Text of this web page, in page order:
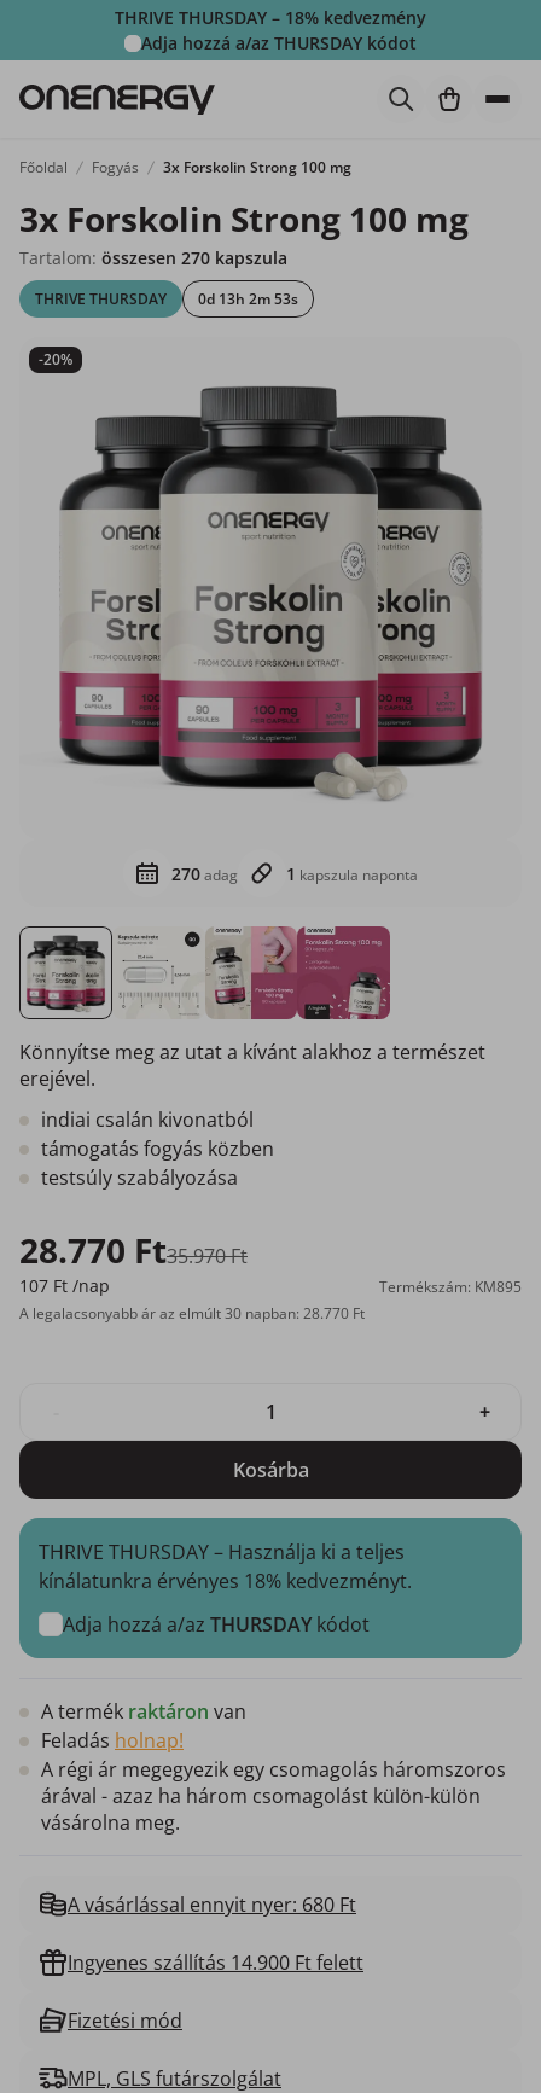
THRIVE THURSDAY – 18% kedvezmény
Adja hozzá a/az THURSDAY kódot
Főoldal Fogyás 3x Forskolin Strong 100 mg
3x Forskolin Strong 100 mg
Tartalom: összesen 270 kapszula
THRIVE THURSDAY 0d 13h 2m 51s
-20%
270adag 1 kapszula naponta
Könnyítse meg az utat a kívánt alakhoz a természet
erejével.
indiai csalán kivonatból
támogatás fogyás közben
testsúly szabályozása
28.770 Ft35.970 Ft
107 Ft /nap
Termékszám: KM895
A legalacsonyabb ár az elmúlt 30 napban: 28.770 Ft
+
Kosárba
THRIVE THURSDAY – Használja ki a teljes
kínálatunkra érvényes 18% kedvezményt.
Adja hozzá a/az THURSDAY kódot
A termék raktáron van
Feladás holnap!
A régi ár megegyezik egy csomagolás háromszoros
árával - azaz ha három csomagolást külön-külön
vásárolna meg.
A vásárlással ennyit nyer: 680 Ft
Ingyenes szállítás 14.900 Ft felett
Fizetési mód
MPL, GLS futárszolgálat